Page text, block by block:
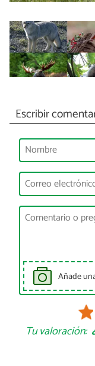
Escribir
Añade
Tu valoración: